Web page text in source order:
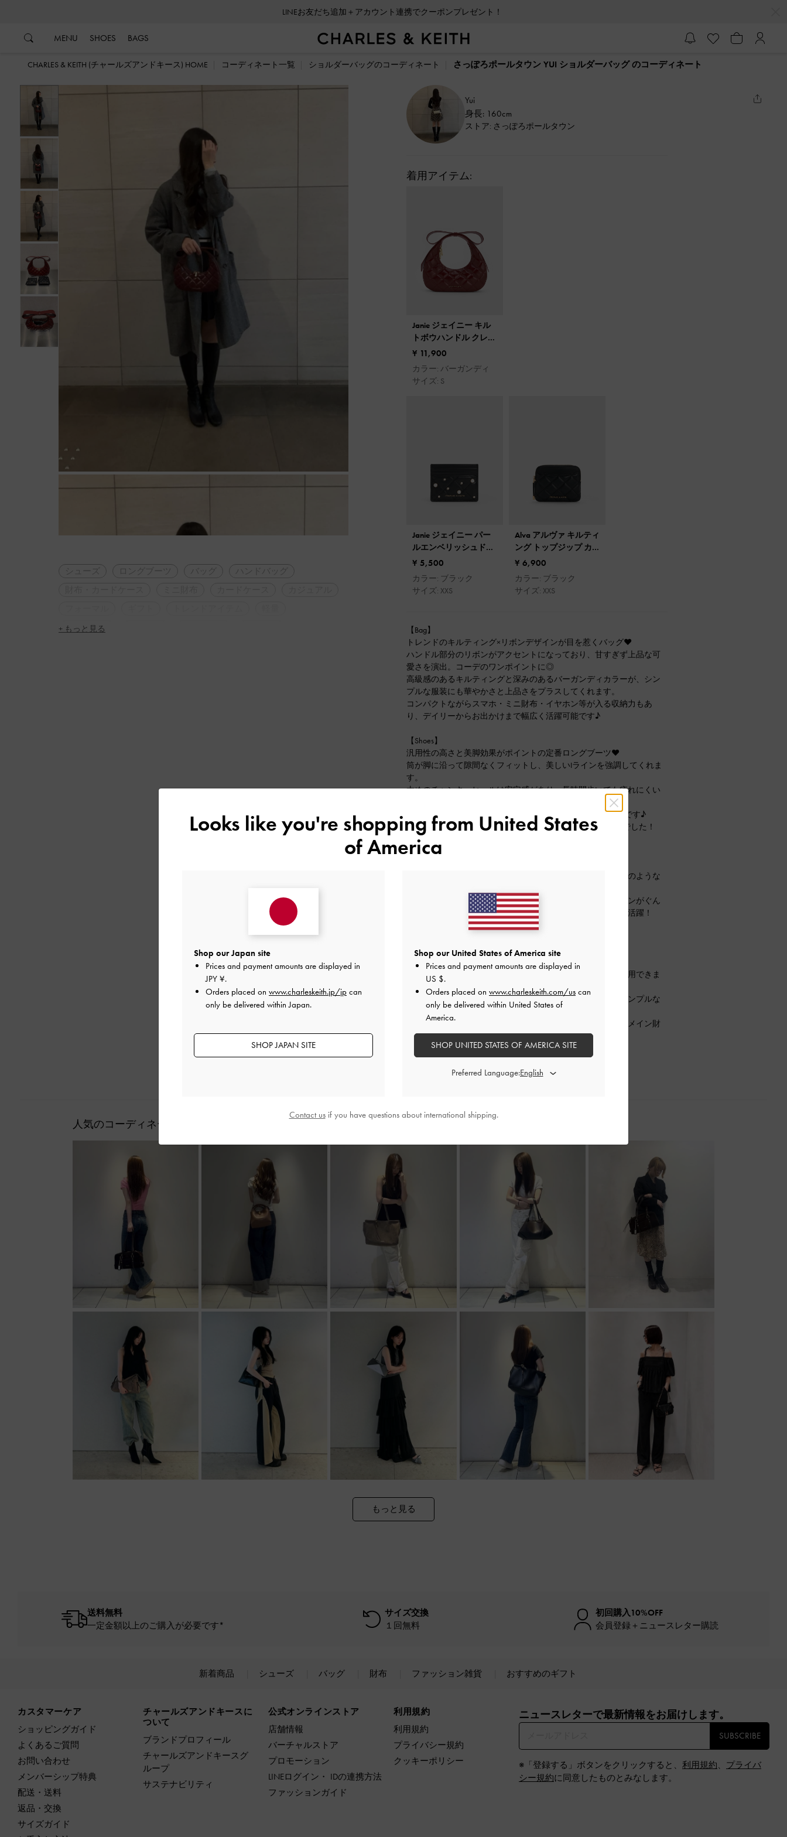
LINEお友だち追加＋アカウント連携でクーポンプレゼント！
MENU SHOES BAGS
CHARLES & KEITH (チャールズアンドキース) HOME コーディネート一覧 ショルダーバッグのコーディネート さっぽろポールタウン YUI ショルダーバッグ のコーディネート
シューズ ロングブーツ
パーティー
+ もっと見る
Yui
身長: 160cm
ストア: さっぽろポールタウン
着用アイテム:
Janie ジェイニー キル
トボウハンドル クレセ
ントバッグ
¥ 11,900
カラー: バーガンディ
サイズ: S
Janie ジェイニー パー
ルエンベリッシュドキ
ルトカードホルダー
¥ 5,500
カラー: ブラック
サイズ: XXS
Alva アルヴァ キルティ
ング トップジップ カ
ードホルダー
¥ 6,900
カラー: ブラック
サイズ: XXS
【Bag】
トレンドのキルティング×リボンデザインが目を惹くバッグ♥
ハンドル部分のリボンがアクセントになっており、甘すぎず上品な可
愛さを演出。コーデのワンポイントに◎
高級感のあるキルティングと深みのあるバーガンディカラーが、シン
プルな服装にも華やかさと上品さをプラスしてくれます。
コンパクトながらスマホ・ミニ財布・イヤホン等が入る収納力もあ
り、デイリーからお出かけまで幅広く活躍可能です♪
【Shoes】
汎用性の高さと美脚効果がポイントの定番ロングブーツ♥
筒が脚に沿って隙間なくフィットし、美しいIラインを強調してくれま
す。
太めのチャンキーヒールは安定感があり、長時間歩いても疲れにくい
ミニ丈ブームの今、1足は持っておきたい定番ロングブーツです♪
普段37/23.5cmを着用していますが、36/23.0cmでぴったりでした！
【Wallet】
ブラックのレザー調素材にパールが映え、まるでジュエリーのような
コンパクトなサイズ感も優秀で、ミニバッグのバリエーションがぐん
と広がります。スマホとお財布だけ持って出かけたい日に大活躍！
ギフトにもおすすめです✨️
【Wallet】
高い機能性とタイムレスなカラーが特徴のミニウォレット♥
流行に左右されない定番のブラックは、飽きがこず、長く愛用できま
ふっくらとしたキルティング加工とゴールドのジップが、シンプルな
がらも上品で高級感のある印象を与えてくれます♪
コンパクトなのに、カードも小銭も分けて収納できるので、メイン財
布としても◎
2025-11-05 にアップロード
人気のコーディネート
もっと見る
送料無料
一定金額以上のご購入が必要です*
サイズ交換
１回無料
初回購入10%OFF
会員登録＋ニュースレター購読
新着商品 シューズ バッグ 財布 ファッション雑貨 おすすめのギフト
カスタマーケア
ショッピングガイド
よくあるご質問
お問い合わせ
メンバーシップ特典
配送・送料
返品・交換
サイズガイド
チャールズアンドキースに
ついて
ブランドプロフィール
チャールズアンドキースグ
ループ
サステナビリティ
公式オンラインストア
店舗情報
バーチャルストア
プロモーション
LINEログイン・ IDの連携方法
ファッションガイド
利用規約
利用規約
プライバシー規約
クッキーポリシー
ニュースレターで最新情報をお届けします。​
SUBSCRIBE
※「登録する」ボタンをクリックすると、 利用規約、 プライバ
シー規約に同意したものとみなします。
Looks like you're shopping from United States
of America
Shop our Japan site
Prices and payment amounts are displayed in
JPY ¥.
Orders placed on www.charleskeith.jp/jp can
only be delivered within Japan.
SHOP JAPAN SITE
Shop our United States of America site
Prices and payment amounts are displayed in
US $.
Orders placed on www.charleskeith.com/us can
only be delivered within United States of
America.
SHOP UNITED STATES OF AMERICA SITE
Preferred Language:
Contact usif you have questions about international shipping.